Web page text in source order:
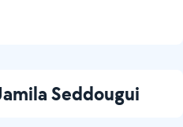
Seddougui